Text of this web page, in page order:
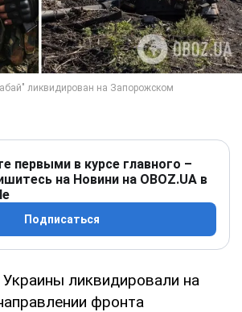
первыми в курсе главного –
на Новини на OBOZ.UA в
Подписаться
ликвидировали на
фронта